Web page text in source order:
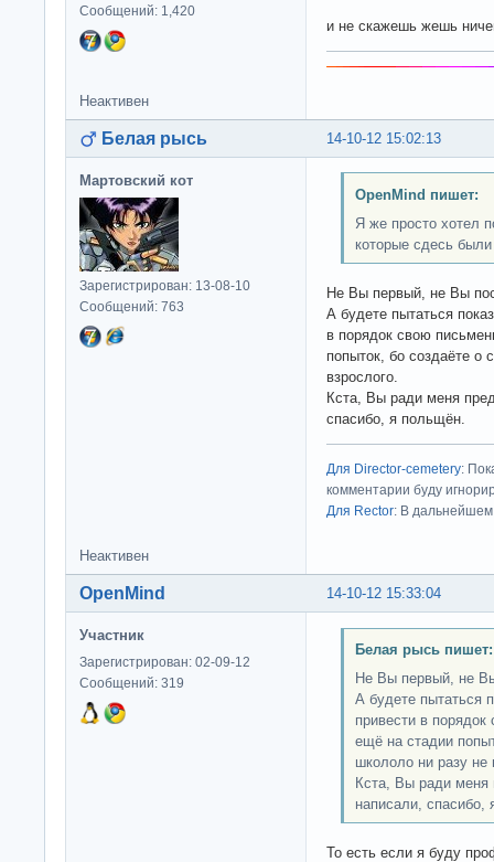
Сообщений: 1,420
и не скажешь жешь
Неактивен
14-10-12 15:02:13
Белая рысь
Мартовский кот
Зарегистрирован: 13-08-10
Сообщений: 763
OpenMind пишет:
Я же просто хотел
которые сдесь
Не Вы первый, не Вы
А будете пытаться
в порядок свою
попыток, бо создаёте о
взрослого.
Кста, Вы ради меня
спасибо, я польщён.
Для Director-cemetery:
комментарии буду
Для Rector: В дальнейшем
Неактивен
14-10-12 15:33:04
OpenMind
Участник
Зарегистрирован: 02-09-12
Сообщений: 319
Белая рысь пишет:
Не Вы первый, не
А будете пытаться
привести в
ещё на стадии
школоло ни разу не
Кста, Вы ради меня
написали, спасибо,
То есть если я буду